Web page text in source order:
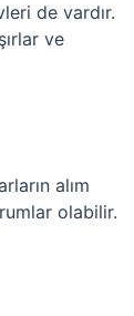
de vardır.
ve
alım
olabilir.